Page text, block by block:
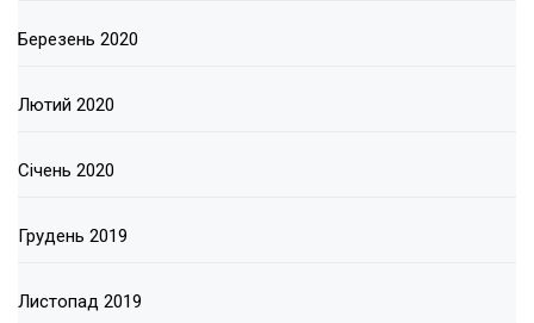
Березень 2020
Лютий 2020
Січень 2020
Грудень 2019
Листопад 2019